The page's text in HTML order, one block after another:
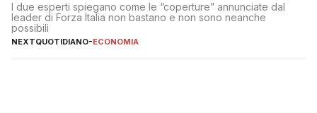
I due esperti spiegano come le “coperture” annunciate dal
leader di Forza Italia non bastano e non sono neanche
possibili
NEXTQUOTIDIANO-ECONOMIA